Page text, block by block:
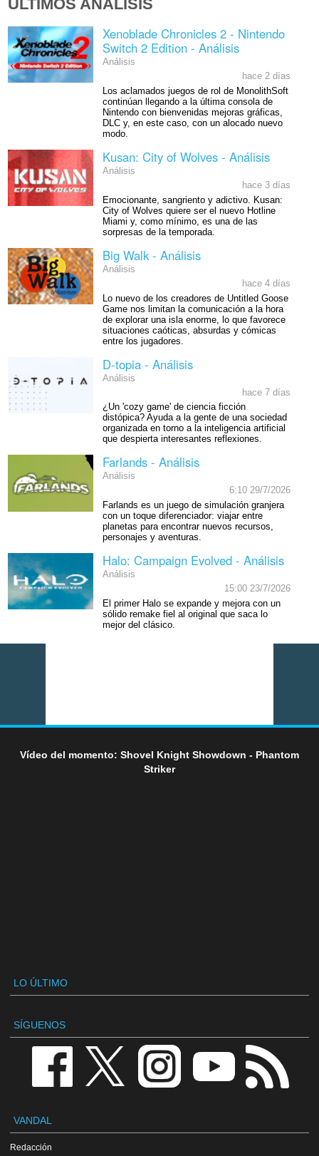
ÚLTIMOS ANÁLISIS
Xenoblade Chronicles 2 - Nintendo
Switch 2 Edition - Análisis
Análisis
hace 2 días
Los aclamados juegos de rol de MonolithSoft
continúan llegando a la última consola de
Nintendo con bienvenidas mejoras gráficas,
DLC y, en este caso, con un alocado nuevo
modo.
Kusan: City of Wolves - Análisis
Análisis
hace 3 días
Emocionante, sangriento y adictivo. Kusan:
City of Wolves quiere ser el nuevo Hotline
Miami y, como mínimo, es una de las
sorpresas de la temporada.
Big Walk - Análisis
Análisis
hace 4 días
Lo nuevo de los creadores de Untitled Goose
Game nos limitan la comunicación a la hora
de explorar una isla enorme, lo que favorece
situaciones caóticas, absurdas y cómicas
entre los jugadores.
D-topia - Análisis
Análisis
hace 7 días
¿Un 'cozy game' de ciencia ficción
distópica? Ayuda a la gente de una sociedad
organizada en torno a la inteligencia artificial
que despierta interesantes reflexiones.
Farlands - Análisis
Análisis
6:10 29/7/2026
Farlands es un juego de simulación granjera
con un toque diferenciador: viajar entre
planetas para encontrar nuevos recursos,
personajes y aventuras.
Halo: Campaign Evolved - Análisis
Análisis
15:00 23/7/2026
El primer Halo se expande y mejora con un
sólido remake fiel al original que saca lo
mejor del clásico.
Vídeo del momento: Shovel Knight Showdown - Phantom
Striker
LO ÚLTIMO
SÍGUENOS
VANDAL
Redacción